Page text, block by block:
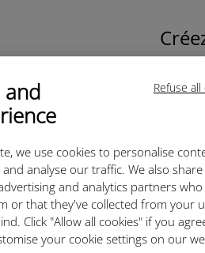
Refuse
and
we use cookies to personalise
analyse our traffic. We also share
and analytics partners who
or that they've collected from your
Click "Allow all cookies" if you
your cookie settings on our
pour
consulter
Ubigi est si bien